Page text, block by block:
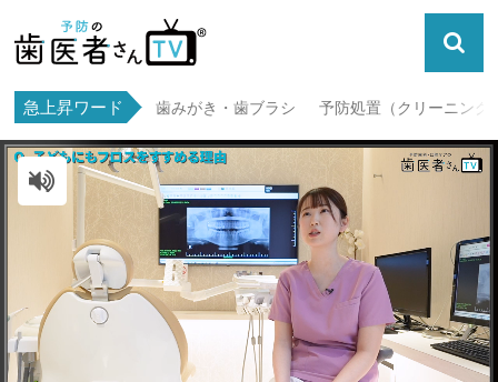
急上昇ワード 歯みがき・歯ブラシ 予防処置（クリーニング
ミュート解除